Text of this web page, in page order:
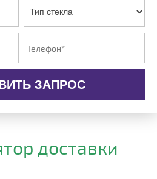
ЗАПРОС
доставки